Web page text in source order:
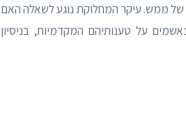
של ממש. עיקר המחלוקת נוגע לשאלה האם
על טענותיהם המקדמיות, בניסיון